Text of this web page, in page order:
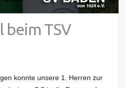
beim TSV
konnte unsere 1. Herren zur